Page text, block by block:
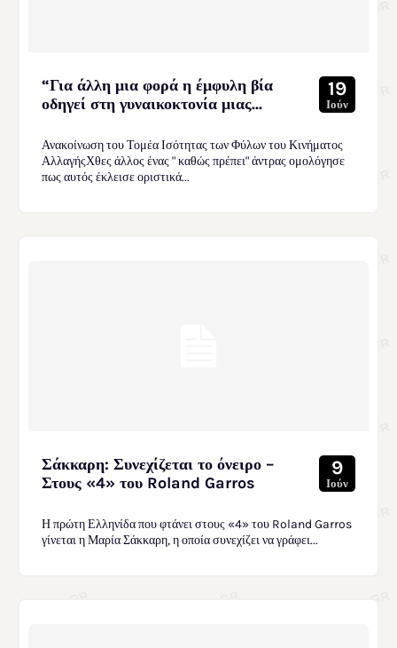
“Για άλλη μια φορά η έμφυλη βία
οδηγεί στη γυναικοκτονία μιας...
19
Ιούν
Ανακοίνωση του Τομέα Ισότητας των Φύλων του Κινήματος
ΑλλαγήςΧθες άλλος ένας " καθώς πρέπει" άντρας ομολόγησε
πως αυτός έκλεισε οριστικά...
Σάκκαρη: Συνεχίζεται το όνειρο –
Στους «4» του Roland Garros
9
Ιούν
Η πρώτη Ελληνίδα που φτάνει στους «4» του Roland Garros
γίνεται η Μαρία Σάκκαρη, η οποία συνεχίζει να γράφει...